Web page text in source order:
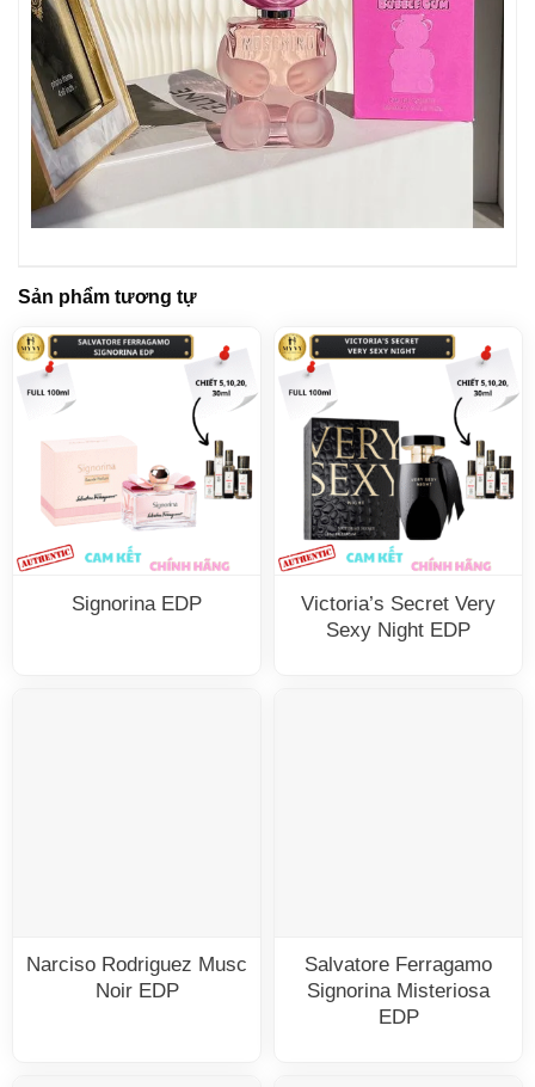
Sản phẩm tương tự
Signorina EDP
Victoria’s Secret Very
Sexy Night EDP
Narciso Rodriguez Musc
Noir EDP
Salvatore Ferragamo
Signorina Misteriosa
EDP